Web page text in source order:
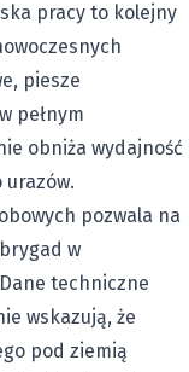
pracy to kolejny
piesze
pełnym
obniża wydajność
pozwala na
w
techniczne
wskazują, że
pod ziemią